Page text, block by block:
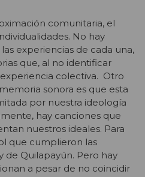
comunitaria, el
No hay
experiencias de cada una,
que, al no identificar
colectiva. Otro
sonora es que esta
por nuestra ideología
hay canciones que
nuestros ideales. Para
que cumplieron las
de Quilapayún. Pero hay
a pesar de no coincidir